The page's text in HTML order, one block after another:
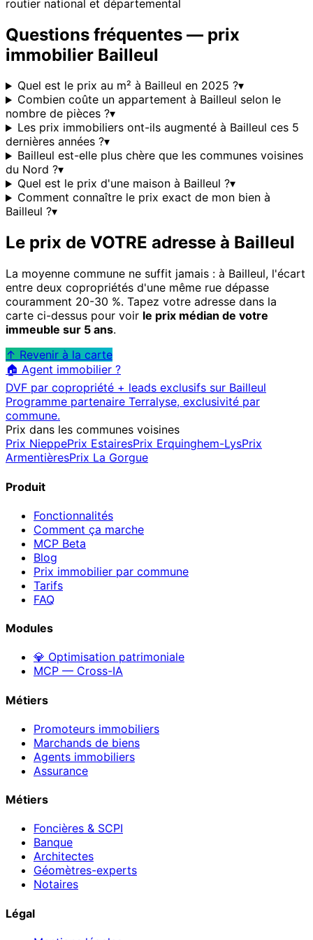
routier national et départemental
Questions fréquentes — prix
immobilier Bailleul
Quel est le prix au m² à Bailleul en 2025 ?▾
Combien coûte un appartement à Bailleul selon le
nombre de pièces ?▾
Les prix immobiliers ont-ils augmenté à Bailleul ces 5
dernières années ?▾
Bailleul est-elle plus chère que les communes voisines
du Nord ?▾
Quel est le prix d'une maison à Bailleul ?▾
Comment connaître le prix exact de mon bien à
Bailleul ?▾
Le prix de VOTRE adresse à Bailleul
La moyenne commune ne suffit jamais : à Bailleul, l'écart
entre deux copropriétés d'une même rue dépasse
couramment 20-30 %. Tapez votre adresse dans la
carte ci-dessus pour voir le prix médian de votre
immeuble sur 5 ans.
↑ Revenir à la carte
🏠 Agent immobilier ?
DVF par copropriété + leads exclusifs sur Bailleul
Programme partenaire Terralyse, exclusivité par
commune.
Prix dans les communes voisines
Prix NieppePrix EstairesPrix Erquinghem-LysPrix
ArmentièresPrix La Gorgue
Produit
Fonctionnalités
Comment ça marche
MCP Beta
Blog
Prix immobilier par commune
Tarifs
FAQ
Modules
💎 Optimisation patrimoniale
MCP — Cross-IA
Métiers
Promoteurs immobiliers
Marchands de biens
Agents immobiliers
Assurance
Métiers
Foncières & SCPI
Banque
Architectes
Géomètres-experts
Notaires
Légal